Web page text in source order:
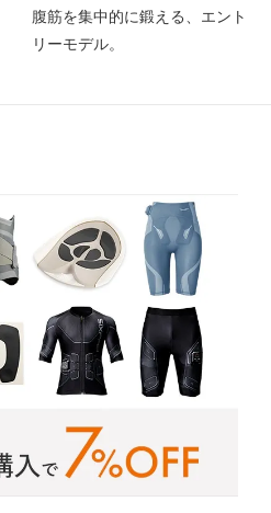
腹筋を集中的に鍛える、エント
リーモデル。